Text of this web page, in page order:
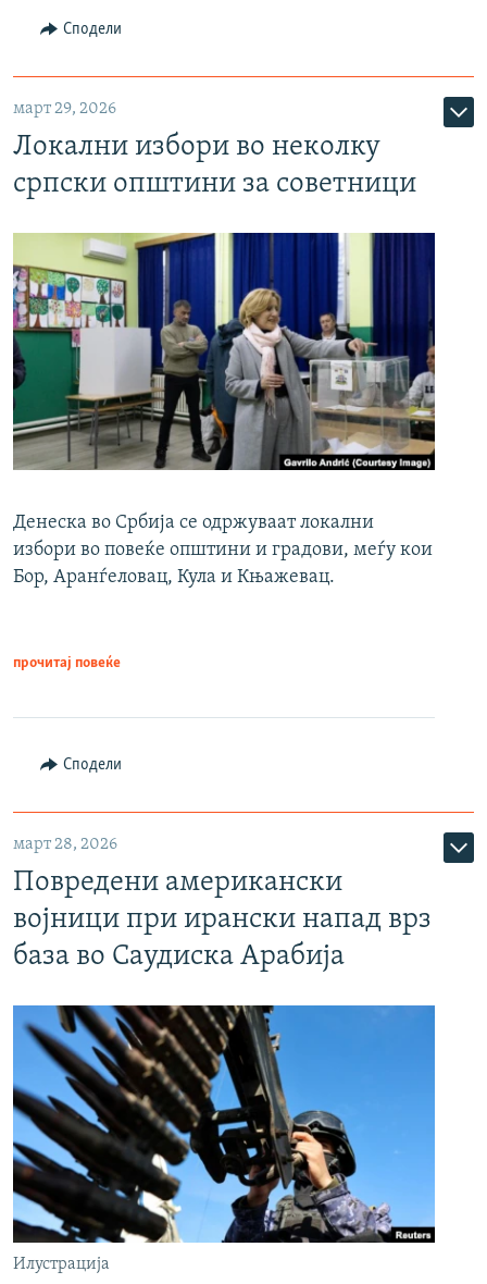
Сподели
март 29, 2026
Локални избори во неколку
српски општини за советници
Денеска во Србија се одржуваат локални
избори во повеќе општини и градови, меѓу кои
Бор, Аранѓеловац, Кула и Књажевац.
прочитај повеќе
Сподели
март 28, 2026
Повредени американски
војници при ирански напад врз
база во Саудиска Арабија
Илустрација